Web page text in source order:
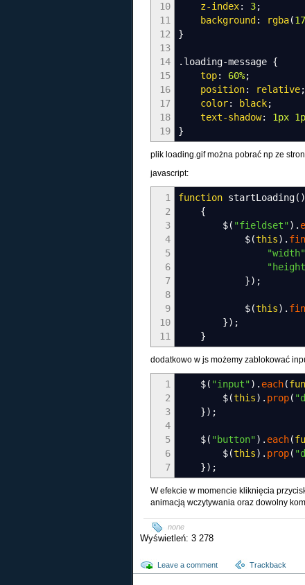
10
11
12
13
14
15
16
17
18
19
z-index: 3;
background : rgba(
}
.loading-message {
top: 60%;
position: relative;
color: black;
text-shadow: 1px
}
plik loading.gif można pobrać np ze
javascript:
1
2
3
4
5
6
7
8
9
10
11
function startLoading( )
{
$( "fieldset") .
$(this) .
"width"
}) ;
$(this) .
}) ;
}
dodatkowo w js możemy zablokować
1
2
3
4
5
6
7
$( "input") . each(
$(this) . prop(
}) ;
$( "button") . each(
$(this) . prop(
}) ;
W efekcie w momencie kliknięcia
animacją wczytywania oraz dowolny
none
Wyświetleń: 3 278
Leave a comment Trackback